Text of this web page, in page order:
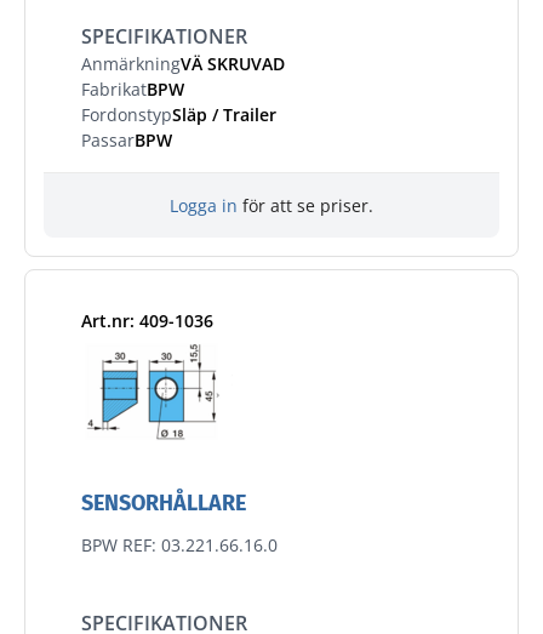
SPECIFIKATIONER
AnmärkningVÄ SKRUVAD
FabrikatBPW
FordonstypSläp / Trailer
PassarBPW
Logga in för att se priser.
Art.nr: 409-1036
SENSORHÅLLARE
BPW REF: 03.221.66.16.0
SPECIFIKATIONER